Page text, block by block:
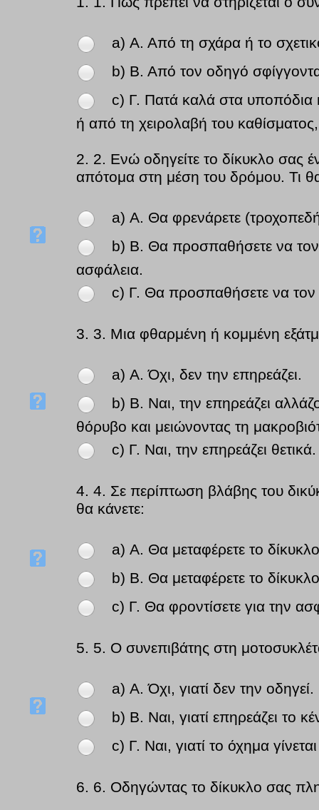
a) Α. Από τη σχάρα ή το
b) Β. Από τον οδηγό
c) Γ. Πατά καλά στα υποπόδια
ή από τη χειρολαβή του
2. 2. Ενώ οδηγείτε το δίκυκλο σας
απότομα στη μέση του δρόμου. Τι
a) Α. Θα φρενάρετε
b) Β. Θα προσπαθήσετε να τον
ασφάλεια.
c) Γ. Θα προσπαθήσετε να
3. 3. Μια φθαρμένη ή κομμένη
a) Α. Όχι, δεν την επηρεάζει.
b) Β. Ναι, την επηρεάζει
θόρυβο και μειώνοντας τη
c) Γ. Ναι, την επηρεάζει θετικά.
4. 4. Σε περίπτωση βλάβης του
θα κάνετε:
a) Α. Θα μεταφέρετε το
b) Β. Θα μεταφέρετε το
c) Γ. Θα φροντίσετε για την
5. 5. Ο συνεπιβάτης στη
a) Α. Όχι, γιατί δεν την οδηγεί.
b) Β. Ναι, γιατί επηρεάζει το
c) Γ. Ναι, γιατί το όχημα
6. 6. Οδηγώντας το δίκυκλο σας